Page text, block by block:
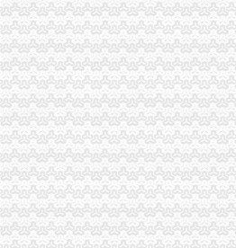
市局团总支积筹备“五·四”一般纳税人怎么
梁平局消委六项措施推进“黄金周”一般纳税
经开园局一般纳税人公司注册四项措施开展
法制处结合工作实际将“大讨论”一般纳税人
全市工商系统纪检监察干部再掀“更新观念
渝中局一般纳税人注册流程基层所以大讨
全市一般纳税人认定标准外商投资企业三月
垫江局“四个结合”一般纳税人认定标准深入
我市一般纳税人公司注册工商系统第五期青
万州信息化建设推行“月查月考”一般纳税人
沙坪坝局一般纳税人公司条件妥善处理好三
江津局代办一般纳税人四个坚持狠抓机关作
南岸区工商分局采取做好“一节一会”一般纳